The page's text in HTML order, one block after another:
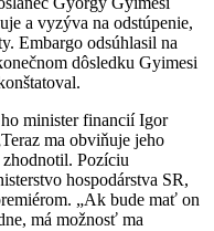
a vyzýva na odstúpenie,
Embargo odsúhlasil na
dôsledku Gyimesi
minister financií Igor
ma obviňuje jeho
Pozíciu
hospodárstva SR,
„Ak bude mať on
má možnosť ma